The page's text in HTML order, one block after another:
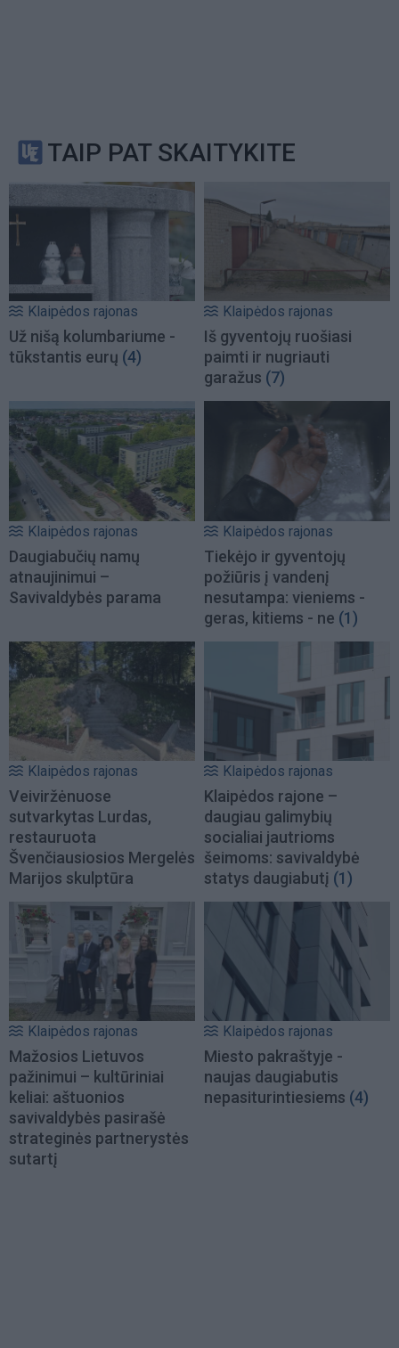
TAIP PAT SKAITYKITE
Klaipėdos rajonas
Už nišą kolumbariume -
tūkstantis eurų (4)
Klaipėdos rajonas
Iš gyventojų ruošiasi
paimti ir nugriauti
garažus (7)
Klaipėdos rajonas
Daugiabučių namų
atnaujinimui –
Savivaldybės parama
Klaipėdos rajonas
Tiekėjo ir gyventojų
požiūris į vandenį
nesutampa: vieniems -
geras, kitiems - ne (1)
Klaipėdos rajonas
Veiviržėnuose
sutvarkytas Lurdas,
restauruota
Švenčiausiosios Mergelės
Marijos skulptūra
Klaipėdos rajonas
Klaipėdos rajone –
daugiau galimybių
socialiai jautrioms
šeimoms: savivaldybė
statys daugiabutį (1)
Klaipėdos rajonas
Mažosios Lietuvos
pažinimui – kultūriniai
keliai: aštuonios
savivaldybės pasirašė
strateginės partnerystės
sutartį
Klaipėdos rajonas
Miesto pakraštyje -
naujas daugiabutis
nepasiturintiesiems (4)